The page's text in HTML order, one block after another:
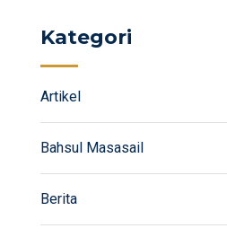
Kategori
Artikel
Bahsul Masasail
Berita